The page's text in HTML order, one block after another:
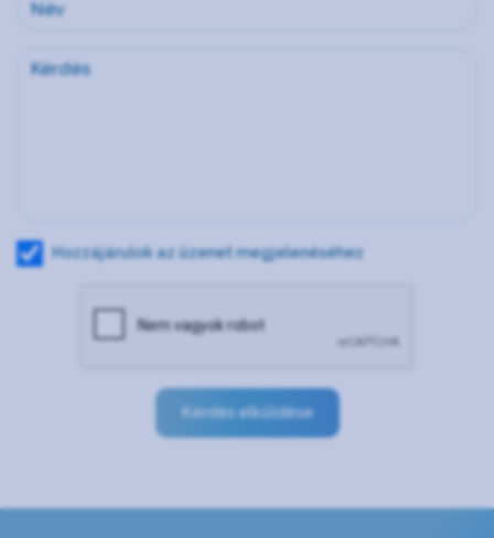
Hozzájárulok az üzenet megjelenéséhez
Kérdés elküldése